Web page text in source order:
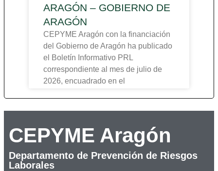
ARAGÓN – GOBIERNO DE
ARAGÓN
CEPYME Aragón con la financiación
del Gobierno de Aragón ha publicado
el Boletín Informativo PRL
correspondiente al mes de julio de
2026, encuadrado en el
CEPYME Aragón
Departamento de Prevención de Riesgos
Laborales